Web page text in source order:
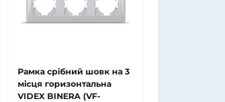
Рамка срібний шовк на 3
місця горизонтальна
VIDEX BINERA (VF-